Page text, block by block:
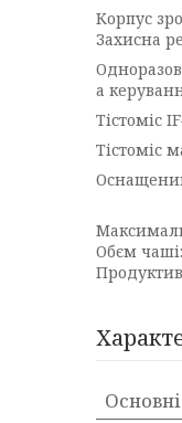
Корпус
Захисна
а
Тістоміс
Тістоміс
Обєм
Основні